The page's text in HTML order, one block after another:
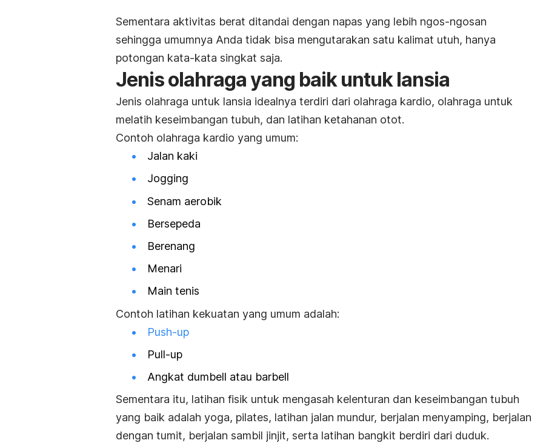
Sementara aktivitas berat ditandai dengan napas yang lebih ngos-ngosan
sehingga umumnya Anda tidak bisa mengutarakan satu kalimat utuh, hanya
potongan kata-kata singkat saja.
Jenis olahraga yang baik untuk lansia
Jenis olahraga untuk lansia idealnya terdiri dari olahraga kardio, olahraga untuk
melatih keseimbangan tubuh, dan latihan ketahanan otot.
Contoh olahraga kardio yang umum:
Jalan kaki
Jogging
Senam aerobik
Bersepeda
Berenang
Menari
Main tenis
Contoh latihan kekuatan yang umum adalah:
Push-up
Pull-up
Angkat dumbell atau barbell
Sementara itu, latihan fisik untuk mengasah kelenturan dan keseimbangan tubuh
yang baik adalah yoga, pilates, latihan jalan mundur, berjalan menyamping, berjalan
dengan tumit, berjalan sambil jinjit, serta latihan bangkit berdiri dari duduk.